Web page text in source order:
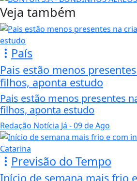
Veja também
País
Pais estão menos
filhos, aponta estudo
Pais estão menos presentes
filhos, aponta estudo
Redação Notícia Já - 09 de Ago
Previsão do Tempo
Início de semana mais frio